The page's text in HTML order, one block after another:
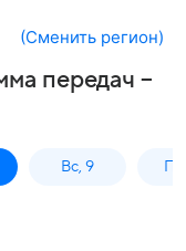
(Сменить регион)
передач –
Вс, 9